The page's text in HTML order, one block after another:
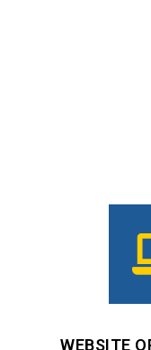
WEBSITE